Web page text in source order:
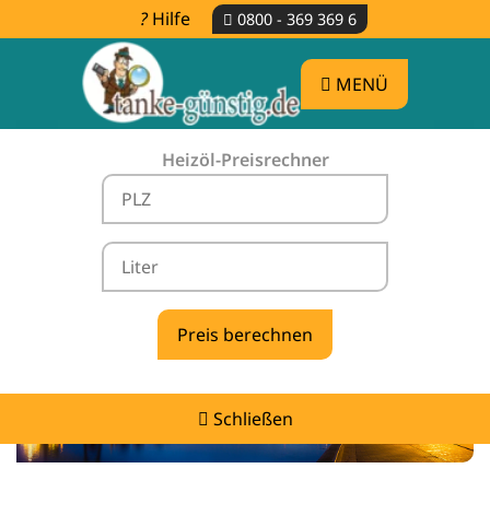
Hilfe 0800 - 369 369 6
MENÜ
Heizöl-Preisrechner
Schließen
Heizölpreise Werdum -
vergleichen & günstig tanken